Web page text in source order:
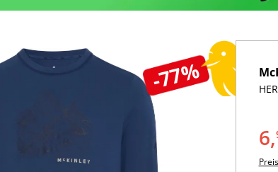
-77%
6,